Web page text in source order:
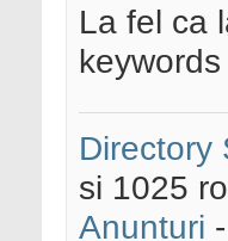
La fel ca
Directory
si 1025
Anunturi